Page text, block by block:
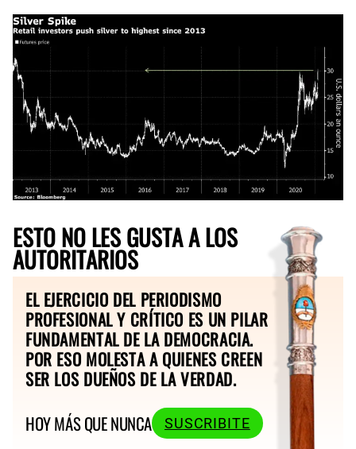
ESTO NO LES GUSTA A LOS
AUTORITARIOS
EL EJERCICIO DEL PERIODISMO
PROFESIONAL Y CRÍTICO ES UN PILAR
FUNDAMENTAL DE LA DEMOCRACIA.
POR ESO MOLESTA A QUIENES CREEN
SER LOS DUEÑOS DE LA VERDAD.
HOY MÁS QUE NUNCA
SUSCRIBITE